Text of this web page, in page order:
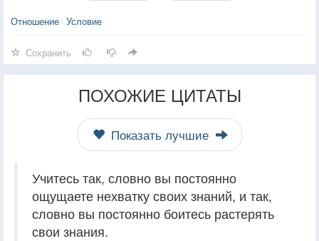
Отношение Условие
Сохранить
ПОХОЖИЕ ЦИТАТЫ
Показать лучшие
Учитесь так, словно вы постоянно
ощущаете нехватку своих знаний, и так,
словно вы постоянно боитесь растерять
свои знания.